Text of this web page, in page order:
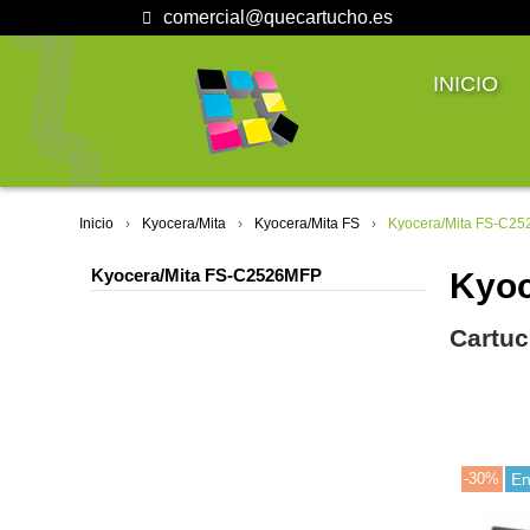
comercial@quecartucho.es
INICIO
Inicio Kyocera/Mita Kyocera/Mita FS Kyocera/Mita FS-
Kyocera/Mita FS-C2526MFP
-30%